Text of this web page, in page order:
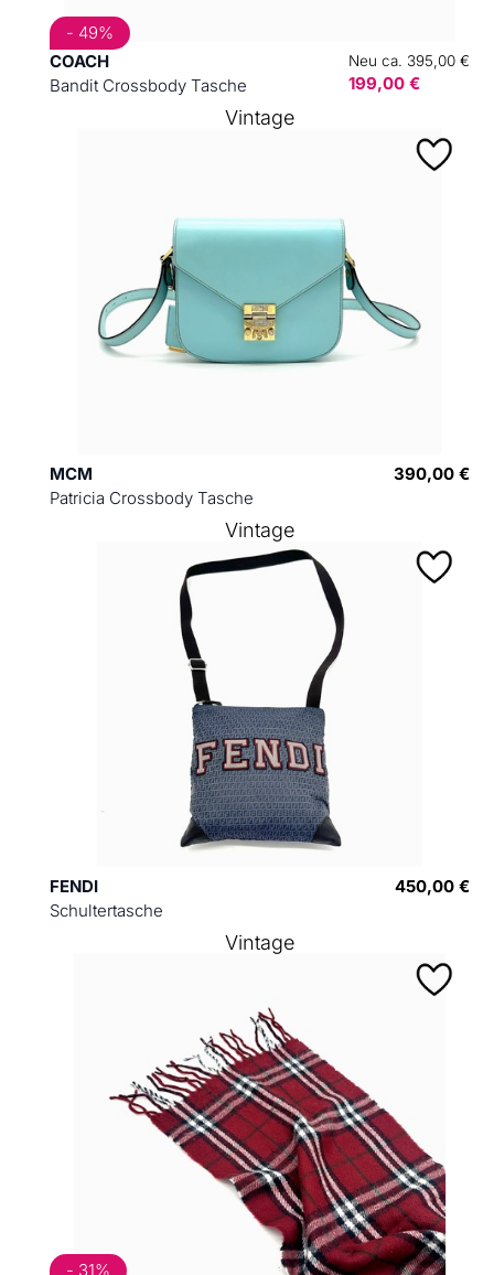
COACH
Bandit Crossbody Tasche
Neu ca. 395,00 €
199,00 €
- 49%
MCM
Patricia Crossbody Tasche
390,00 €
Vintage
FENDI
Schultertasche
450,00 €
Vintage
- 31%
Vintage